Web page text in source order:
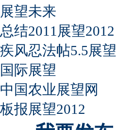
展望未来
总结2011展望2012
疾风忍法帖5.5展望
国际展望
中国农业展望网
板报展望2012